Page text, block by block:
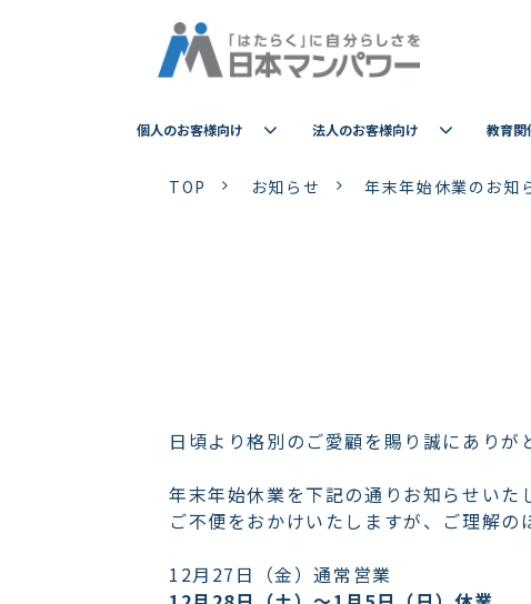
個人のお客様向け 法人のお客様向け 教育関
TOP お知らせ 年末年始休業のお知
日頃より格別のご愛顧を賜り誠にありが
年末年始休業を下記の通りお知らせいた
ご不便をおかけいたしますが、ご理解の
12月27日（金）通常営業